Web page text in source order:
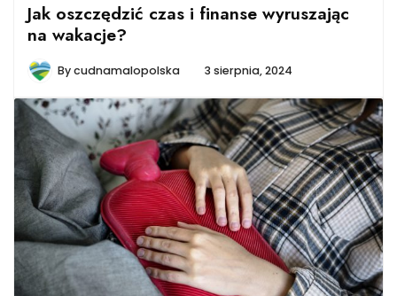
Jak oszczędzić czas i finanse wyruszając
na wakacje?
Bycudnamalopolska 3 sierpnia, 2024